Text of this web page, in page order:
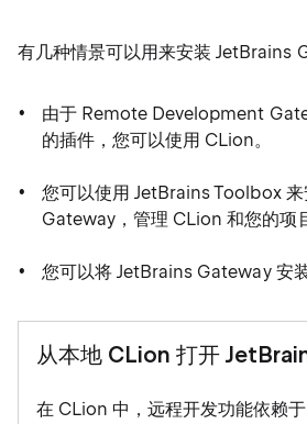
有几种情景可以用来安装 JetBrains
由于 Remote Development
的插件，您可以使用 CLion。
您可以使用 JetBrains Toolbox
Gateway，管理 CLion 和您的项
您可以将 JetBrains Gateway 安
从本地 CLion 打开
在 CLion 中，远程开发功能依赖